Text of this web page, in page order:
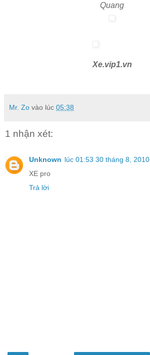
Quang
Xe.vip1.vn
Mr. Zo vào lúc 05:38
1 nhận xét:
Unknown lúc 01:53 30 tháng 8, 2010
XE pro
Trả lời